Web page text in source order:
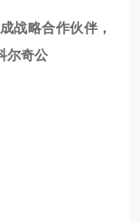
战略合作伙伴，
尔奇公